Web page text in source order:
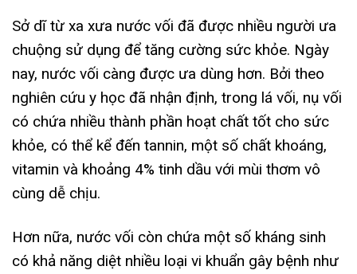
Sở dĩ từ xa xưa nước vối đã được nhiều người ưa
chuộng sử dụng để tăng cường sức khỏe. Ngày
nay, nước vối càng được ưa dùng hơn. Bởi theo
nghiên cứu y học đã nhận định, trong lá vối, nụ vối
có chứa nhiều thành phần hoạt chất tốt cho sức
khỏe, có thể kể đến tannin, một số chất khoáng,
vitamin và khoảng 4% tinh dầu với mùi thơm vô
cùng dễ chịu.
Hơn nữa, nước vối còn chứa một số kháng sinh
có khả năng diệt nhiều loại vi khuẩn gây bệnh như